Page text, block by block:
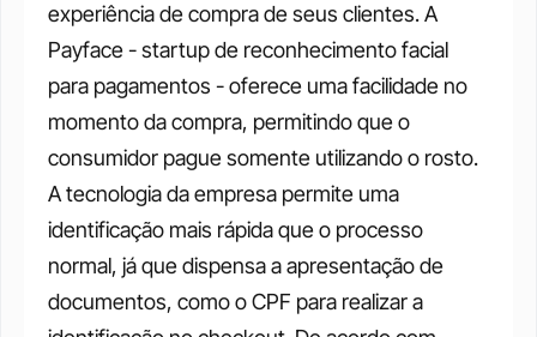
experiência de compra de seus clientes. A
Payface - startup de reconhecimento facial
para pagamentos - oferece uma facilidade no
momento da compra, permitindo que o
consumidor pague somente utilizando o rosto.
A tecnologia da empresa permite uma
identificação mais rápida que o processo
normal, já que dispensa a apresentação de
documentos, como o CPF para realizar a